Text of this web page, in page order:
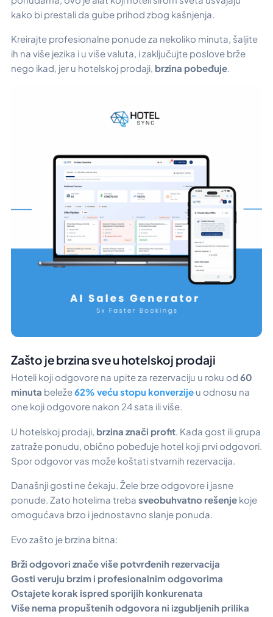
kako bi prestali da gube prihod zbog kašnjenja.
Kreirajte profesionalne ponude za nekoliko minuta, šaljite
ih na više jezika i u više valuta, i zaključujte poslove brže
nego ikad, jer u hotelskoj prodaji, brzina pobeđuje.
Zašto je brzina sve u hotelskoj prodaji
Hoteli koji odgovore na upite za rezervaciju u roku od 60
minuta beleže62% veću stopu konverzije u odnosu na
one koji odgovore nakon 24 sata ili više.
U hotelskoj prodaji, brzina znači profit. Kada gost ili grupa
zatraže ponudu, obično pobeđuje hotel koji prvi odgovori.
Spor odgovor vas može koštati stvarnih rezervacija.
Današnji gosti ne čekaju. Žele brze odgovore i jasne
ponude. Zato hotelima treba sveobuhvatno rešenje koje
omogućava brzo i jednostavno slanje ponuda.
Evo zašto je brzina bitna:
Brži odgovori znače više potvrđenih rezervacija
Gosti veruju brzim i profesionalnim odgovorima
Ostajete korak ispred sporijih konkurenata
Više nema propuštenih odgovora ni izgubljenih prilika